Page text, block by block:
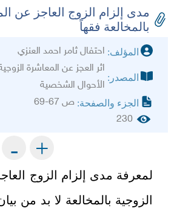
مدى إلزام الزوج العاجز عن
بالمخالعة فقهاً
المؤلف: احتفال ثامر احمد العنزي
المصدر:
اثر العجز عن المعاشرة
الأحوال الشخصية
الجزء والصفحة: ص 67-69
230
+
-
لمعرفة مدى إلزام الزوج
الزوجية بالمخالعة لا بد من